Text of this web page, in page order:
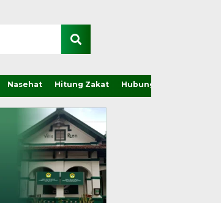
Nasehat Hitung Zakat Hubungi Kami